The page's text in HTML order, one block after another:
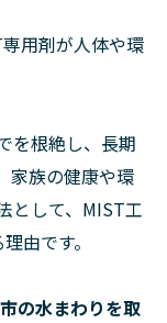
用剤が人体や環
を根絶し、長期
家族の健康や環
として、MIST工
由です。
の水まわりを取